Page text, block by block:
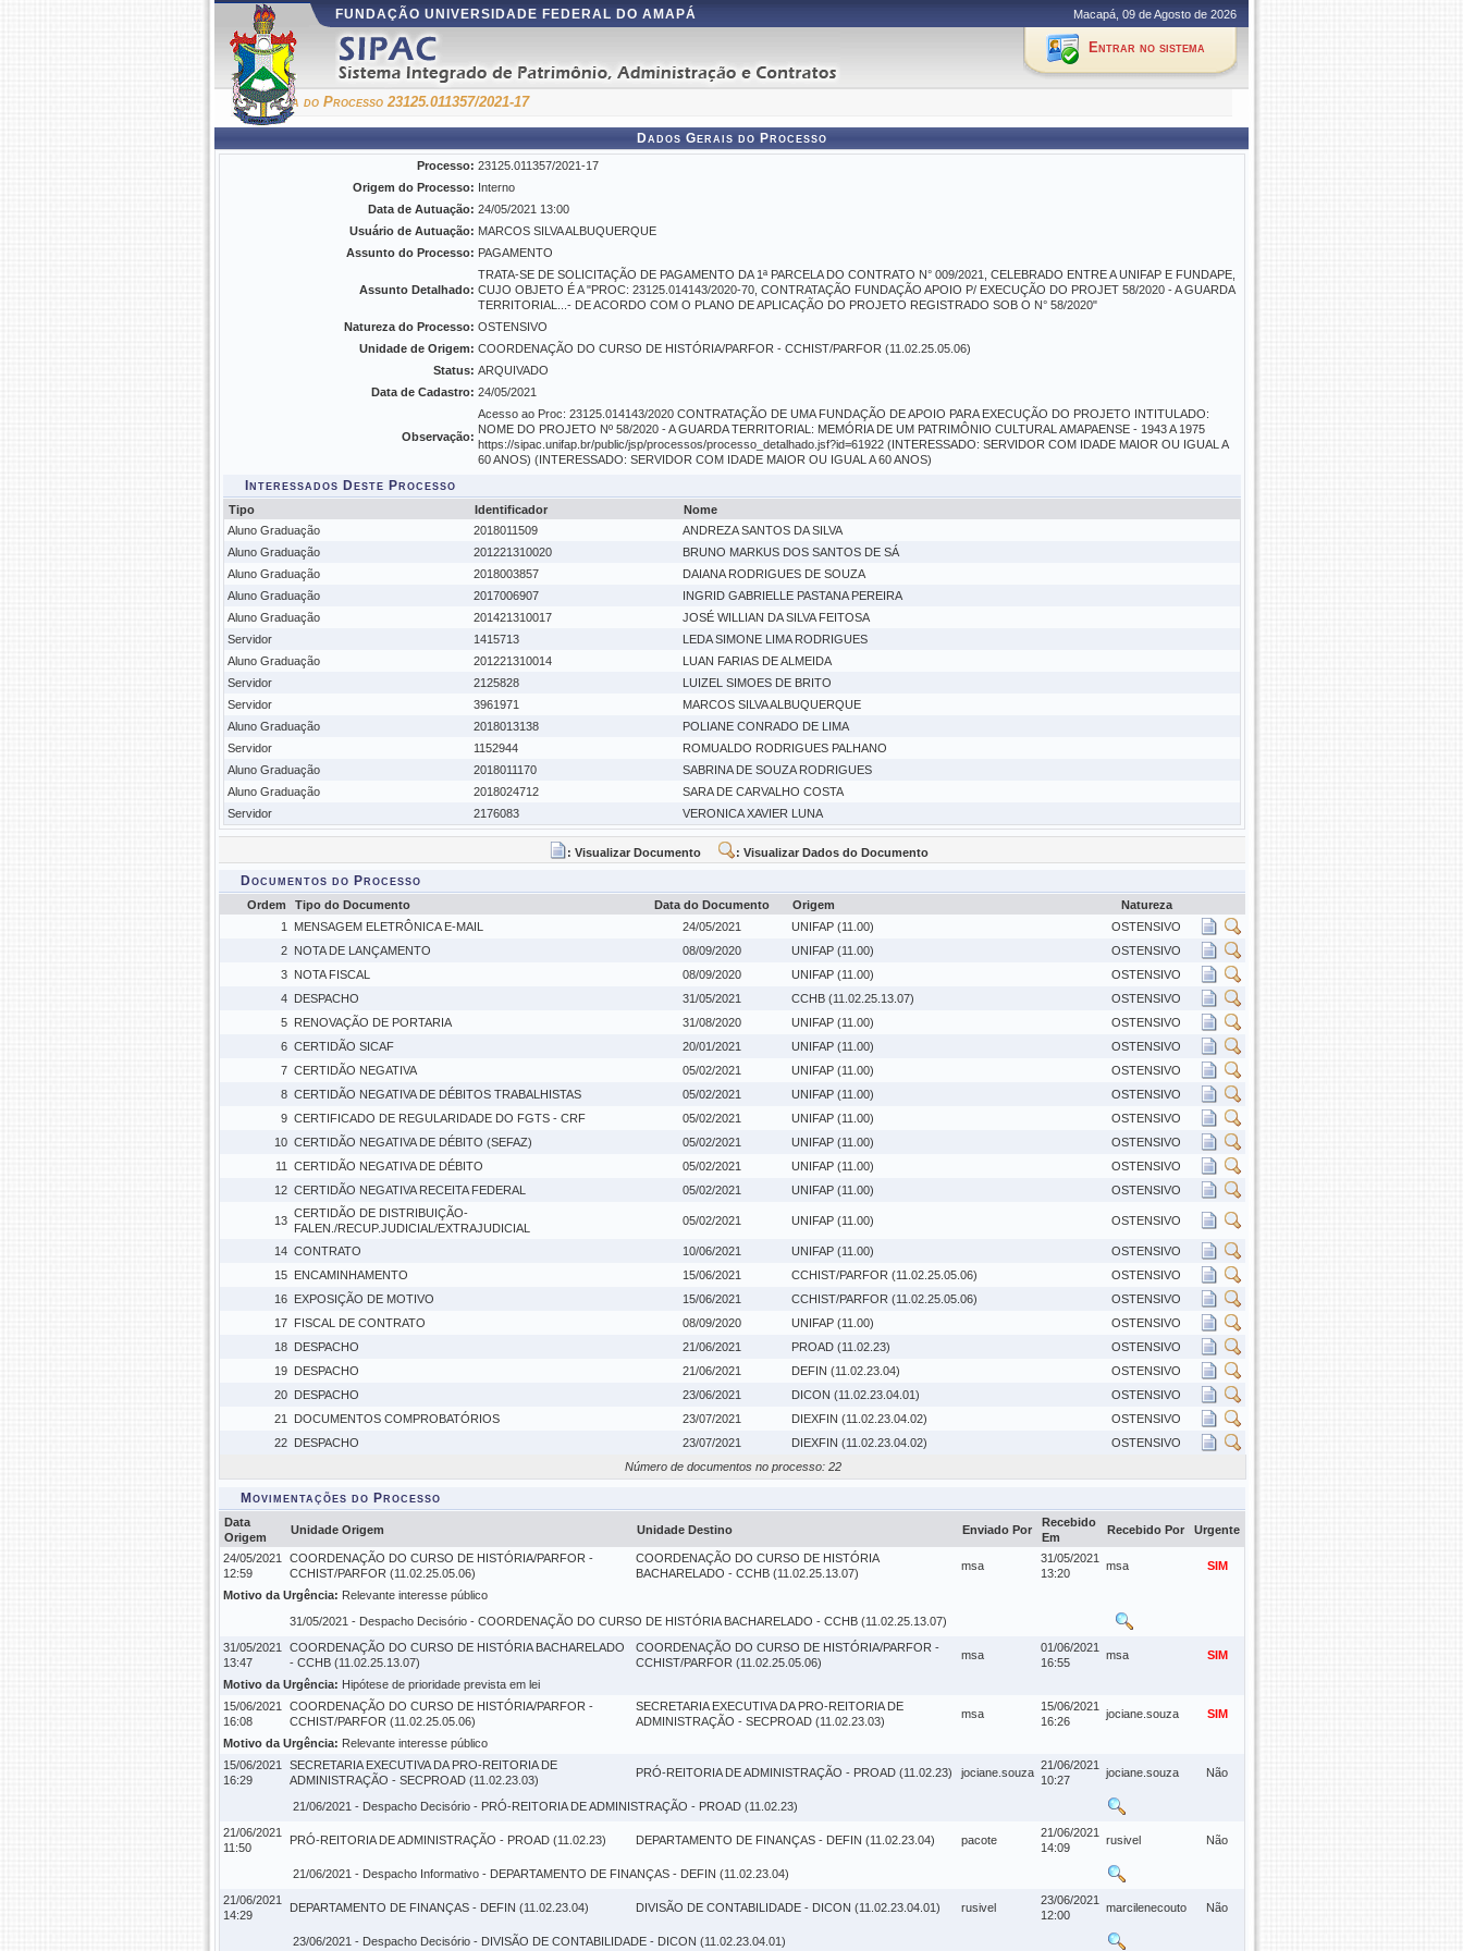
FUNDAÇÃO UNIVERSIDADE FEDERAL DO AMAPÁ Macapá, 09 de Agosto de 2026
Entrar no sistema
Consulta do Processo 23125.011357/2021-17
Dados Gerais do Processo
Processo: 23125.011357/2021-17
Origem do Processo: Interno
Data de Autuação: 24/05/2021 13:00
Usuário de Autuação: MARCOS SILVA ALBUQUERQUE
Assunto do Processo: PAGAMENTO
Assunto Detalhado:
TRATA-SE DE SOLICITAÇÃO DE PAGAMENTO DA 1ª PARCELA DO CONTRATO N° 009/2021, CELEBRADO ENTRE A UNIFAP E FUNDAPE,
CUJO OBJETO É A "PROC: 23125.014143/2020-70, CONTRATAÇÃO FUNDAÇÃO APOIO P/ EXECUÇÃO DO PROJET 58/2020 - A GUARDA
TERRITORIAL...- DE ACORDO COM O PLANO DE APLICAÇÃO DO PROJETO REGISTRADO SOB O N° 58/2020"
Natureza do Processo: OSTENSIVO
Unidade de Origem: COORDENAÇÃO DO CURSO DE HISTÓRIA/PARFOR - CCHIST/PARFOR (11.02.25.05.06)
Status: ARQUIVADO
Data de Cadastro: 24/05/2021
Observação:
Acesso ao Proc: 23125.014143/2020 CONTRATAÇÃO DE UMA FUNDAÇÃO DE APOIO PARA EXECUÇÃO DO PROJETO INTITULADO:
NOME DO PROJETO Nº 58/2020 - A GUARDA TERRITORIAL: MEMÓRIA DE UM PATRIMÔNIO CULTURAL AMAPAENSE - 1943 A 1975
https://sipac.unifap.br/public/jsp/processos/processo_detalhado.jsf?id=61922 (INTERESSADO: SERVIDOR COM IDADE MAIOR OU IGUAL A
60 ANOS) (INTERESSADO: SERVIDOR COM IDADE MAIOR OU IGUAL A 60 ANOS)
Interessados Deste Processo
Tipo Identificador
Nome
Aluno Graduação
2018011509
ANDREZA SANTOS DA SILVA
Aluno Graduação
201221310020
BRUNO MARKUS DOS SANTOS DE SÁ
Aluno Graduação
2018003857
DAIANA RODRIGUES DE SOUZA
Aluno Graduação
2017006907
INGRID GABRIELLE PASTANA PEREIRA
Aluno Graduação
201421310017
JOSÉ WILLIAN DA SILVA FEITOSA
Servidor
1415713
LEDA SIMONE LIMA RODRIGUES
Aluno Graduação
201221310014
LUAN FARIAS DE ALMEIDA
Servidor
2125828
LUIZEL SIMOES DE BRITO
Servidor
3961971
MARCOS SILVA ALBUQUERQUE
Aluno Graduação
2018013138
POLIANE CONRADO DE LIMA
Servidor
1152944
ROMUALDO RODRIGUES PALHANO
Aluno Graduação
2018011170
SABRINA DE SOUZA RODRIGUES
Aluno Graduação
2018024712
SARA DE CARVALHO COSTA
Servidor
2176083 VERONICA XAVIER LUNA
: Visualizar Documento : Visualizar Dados do Documento
Documentos do Processo
Ordem Tipo do Documento Data do Documento Origem
Natureza
1
MENSAGEM ELETRÔNICA E-MAIL 24/05/2021 UNIFAP (11.00)
OSTENSIVO
2 NOTA DE LANÇAMENTO 08/09/2020 UNIFAP (11.00)
OSTENSIVO
3 NOTA FISCAL 08/09/2020 UNIFAP (11.00)
OSTENSIVO
4 DESPACHO 31/05/2021 CCHB (11.02.25.13.07)
OSTENSIVO
5 RENOVAÇÃO DE PORTARIA 31/08/2020 UNIFAP (11.00)
OSTENSIVO
6 CERTIDÃO SICAF 20/01/2021 UNIFAP (11.00)
OSTENSIVO
7 CERTIDÃO NEGATIVA 05/02/2021 UNIFAP (11.00)
OSTENSIVO
8 CERTIDÃO NEGATIVA DE DÉBITOS TRABALHISTAS 05/02/2021 UNIFAP (11.00)
OSTENSIVO
9 CERTIFICADO DE REGULARIDADE DO FGTS - CRF 05/02/2021 UNIFAP (11.00)
OSTENSIVO
10 CERTIDÃO NEGATIVA DE DÉBITO (SEFAZ) 05/02/2021 UNIFAP (11.00)
OSTENSIVO
11
CERTIDÃO NEGATIVA DE DÉBITO 05/02/2021 UNIFAP (11.00)
OSTENSIVO
12 CERTIDÃO NEGATIVA RECEITA FEDERAL 05/02/2021 UNIFAP (11.00) OSTENSIVO
13
CERTIDÃO DE DISTRIBUIÇÃO-
FALEN./RECUP.JUDICIAL/EXTRAJUDICIAL
05/02/2021 UNIFAP (11.00) OSTENSIVO
14 CONTRATO 10/06/2021 UNIFAP (11.00)
OSTENSIVO
15 ENCAMINHAMENTO 15/06/2021 CCHIST/PARFOR (11.02.25.05.06)
OSTENSIVO
16 EXPOSIÇÃO DE MOTIVO 15/06/2021 CCHIST/PARFOR (11.02.25.05.06)
OSTENSIVO
17 FISCAL DE CONTRATO 08/09/2020 UNIFAP (11.00)
OSTENSIVO
18 DESPACHO 21/06/2021 PROAD (11.02.23)
OSTENSIVO
19 DESPACHO 21/06/2021 DEFIN (11.02.23.04)
OSTENSIVO
20 DESPACHO 23/06/2021 DICON (11.02.23.04.01)
OSTENSIVO
21
DOCUMENTOS COMPROBATÓRIOS 23/07/2021 DIEXFIN (11.02.23.04.02)
OSTENSIVO
22 DESPACHO 23/07/2021 DIEXFIN (11.02.23.04.02)
OSTENSIVO
Número de documentos no processo: 22
Movimentações do Processo
Data
Origem
Unidade Origem Unidade Destino Enviado Por
Recebido
Em
Recebido Por Urgente
24/05/2021
12:59
COORDENAÇÃO DO CURSO DE HISTÓRIA/PARFOR -
CCHIST/PARFOR (11.02.25.05.06)
COORDENAÇÃO DO CURSO DE HISTÓRIA
BACHARELADO - CCHB (11.02.25.13.07)
msa
31/05/2021
13:20
msa SIM
Motivo da Urgência: Relevante interesse público
31/05/2021 - Despacho Decisório - COORDENAÇÃO DO CURSO DE HISTÓRIA BACHARELADO - CCHB (11.02.25.13.07)
31/05/2021
13:47
COORDENAÇÃO DO CURSO DE HISTÓRIA BACHARELADO
- CCHB (11.02.25.13.07)
COORDENAÇÃO DO CURSO DE HISTÓRIA/PARFOR -
CCHIST/PARFOR (11.02.25.05.06)
msa
01/06/2021
16:55
msa SIM
Motivo da Urgência: Hipótese de prioridade prevista em lei
15/06/2021
16:08
COORDENAÇÃO DO CURSO DE HISTÓRIA/PARFOR -
CCHIST/PARFOR (11.02.25.05.06)
SECRETARIA EXECUTIVA DA PRO-REITORIA DE
ADMINISTRAÇÃO - SECPROAD (11.02.23.03)
msa
15/06/2021
16:26
jociane.souza SIM
Motivo da Urgência: Relevante interesse público
15/06/2021
16:29
SECRETARIA EXECUTIVA DA PRO-REITORIA DE
ADMINISTRAÇÃO - SECPROAD (11.02.23.03)
PRÓ-REITORIA DE ADMINISTRAÇÃO - PROAD (11.02.23) jociane.souza
21/06/2021
10:27
jociane.souza Não
21/06/2021 - Despacho Decisório - PRÓ-REITORIA DE ADMINISTRAÇÃO - PROAD (11.02.23)
21/06/2021
11:50
PRÓ-REITORIA DE ADMINISTRAÇÃO - PROAD (11.02.23) DEPARTAMENTO DE FINANÇAS - DEFIN (11.02.23.04) pacote
21/06/2021
14:09
rusivel Não
21/06/2021 - Despacho Informativo - DEPARTAMENTO DE FINANÇAS - DEFIN (11.02.23.04)
21/06/2021
14:29
DEPARTAMENTO DE FINANÇAS - DEFIN (11.02.23.04) DIVISÃO DE CONTABILIDADE - DICON (11.02.23.04.01) rusivel
23/06/2021
12:00
marcilenecouto Não
23/06/2021 - Despacho Decisório - DIVISÃO DE CONTABILIDADE - DICON (11.02.23.04.01)